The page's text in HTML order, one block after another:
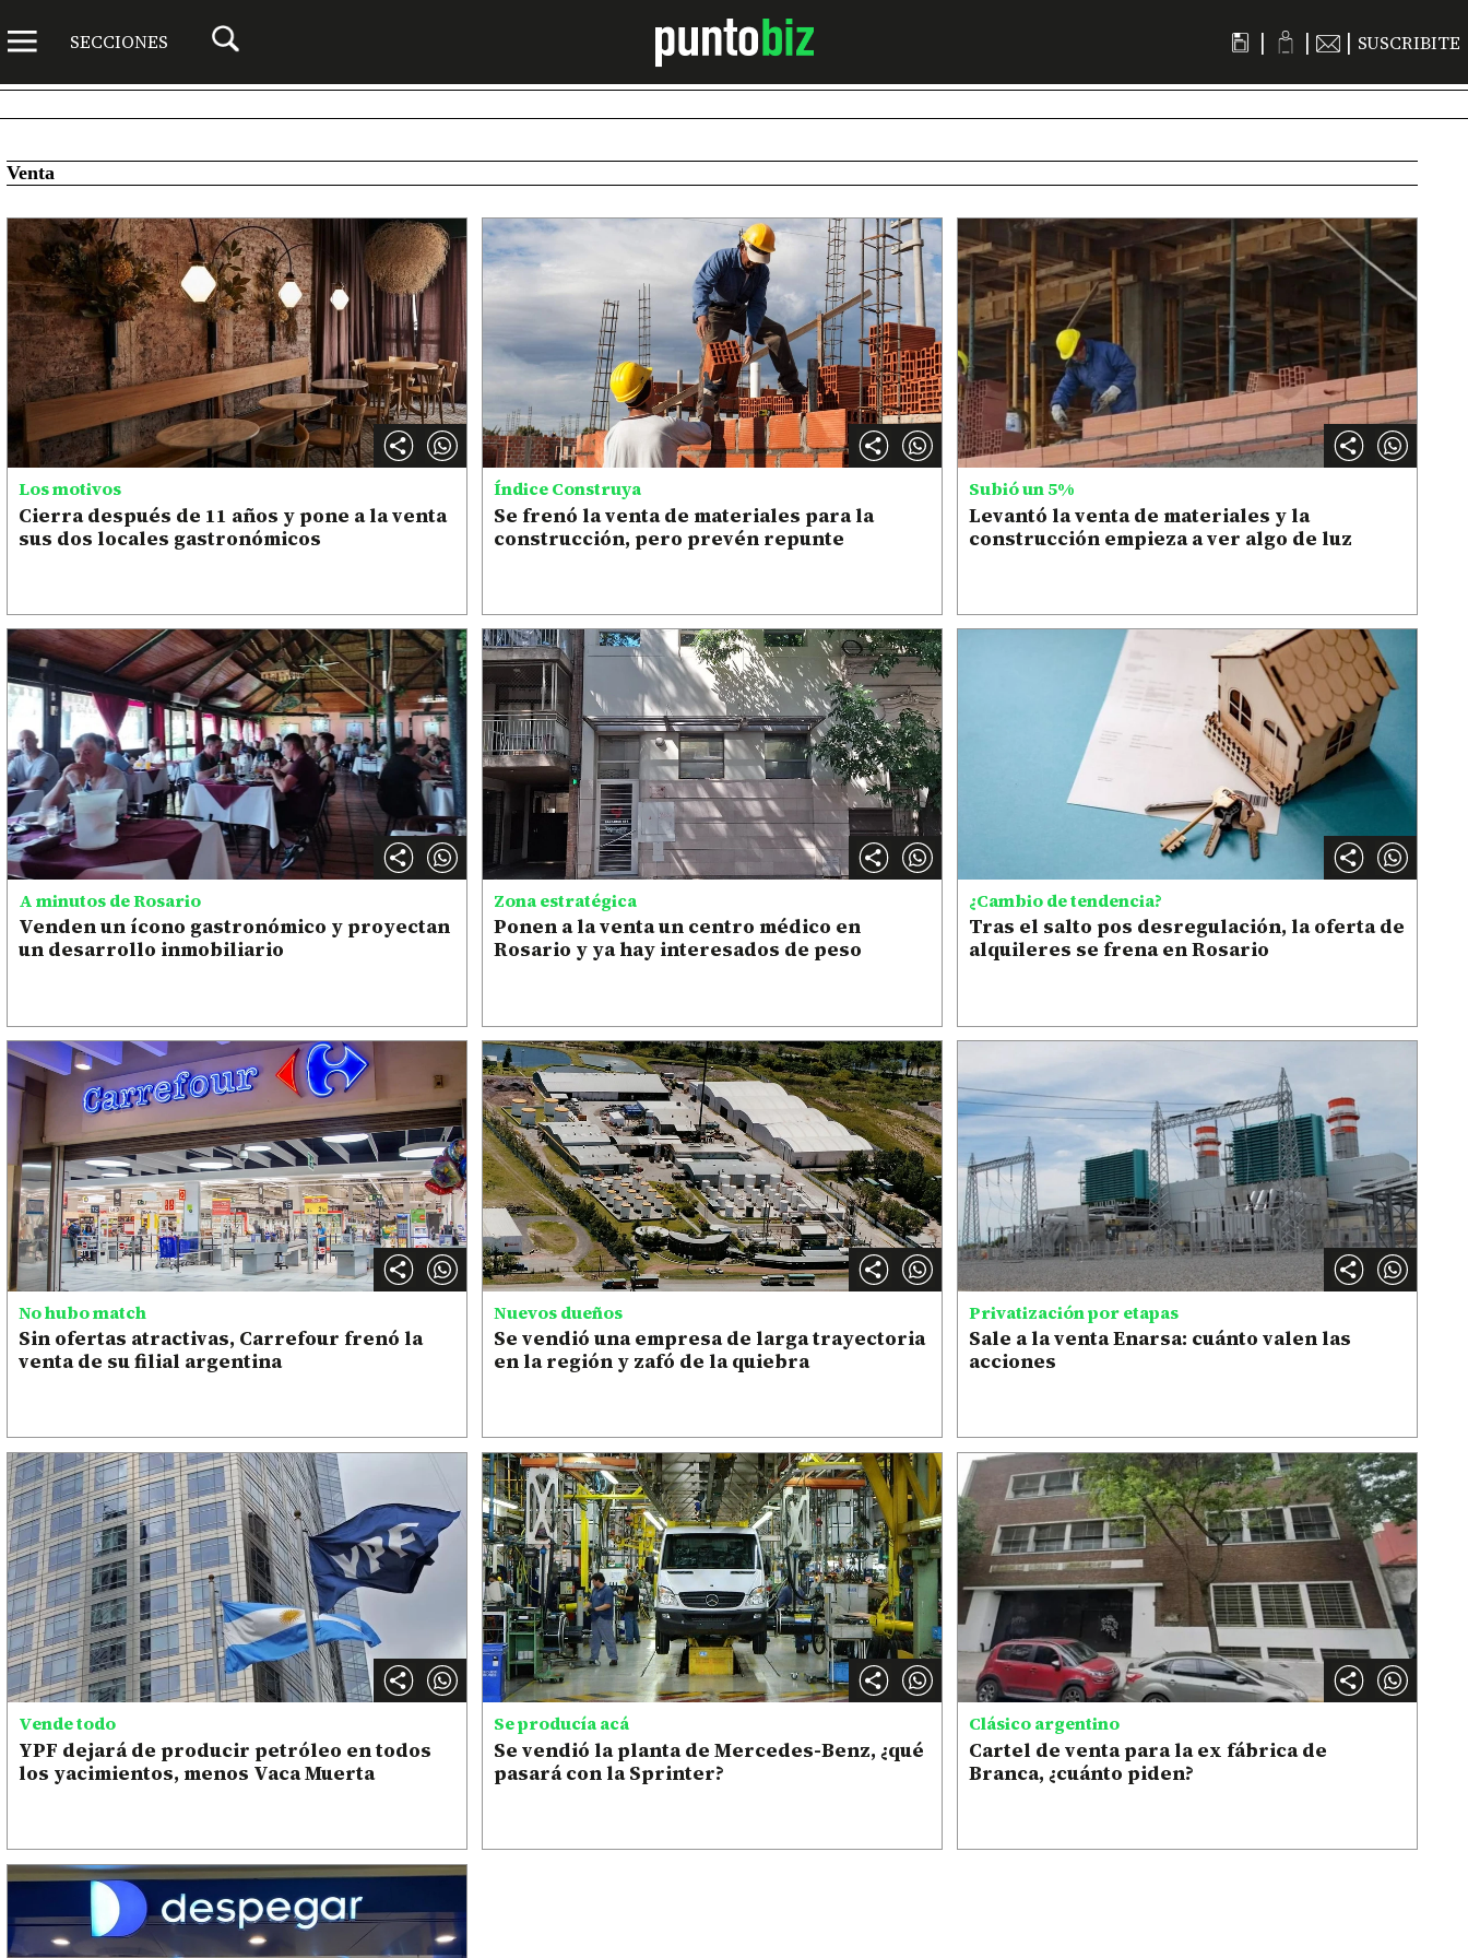
SECCIONES | | | SUSCRIBITE
Venta
Los motivos
Cierra después de 11 años y pone a la venta
sus dos locales gastronómicos
Índice Construya
Se frenó la venta de materiales para la
construcción, pero prevén repunte
Subió un 5%
Levantó la venta de materiales y la
construcción empieza a ver algo de luz
A minutos de Rosario
Venden un ícono gastronómico y proyectan
un desarrollo inmobiliario
Zona estratégica
Ponen a la venta un centro médico en
Rosario y ya hay interesados de peso
¿Cambio de tendencia?
Tras el salto pos desregulación, la oferta de
alquileres se frena en Rosario
No hubo match
Sin ofertas atractivas, Carrefour frenó la
venta de su filial argentina
Nuevos dueños
Se vendió una empresa de larga trayectoria
en la región y zafó de la quiebra
Privatización por etapas
Sale a la venta Enarsa: cuánto valen las
acciones
Vende todo
YPF dejará de producir petróleo en todos
los yacimientos, menos Vaca Muerta
Se producía acá
Se vendió la planta de Mercedes-Benz, ¿qué
pasará con la Sprinter?
Clásico argentino
Cartel de venta para la ex fábrica de
Branca, ¿cuánto piden?